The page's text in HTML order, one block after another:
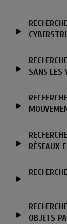
SANS LES
RÉSEAUX
OBJETS